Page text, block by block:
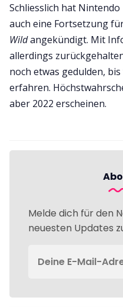
Schliesslich hat
auch eine Fortsetzung
Wildangekündigt. Mit
allerdings
noch etwas gedulden,
erfahren.
aber 2022 erscheinen.
Melde dich für den
neuesten Updates